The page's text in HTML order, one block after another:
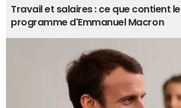
Travail et salaires : ce que contient le
programme d'Emmanuel Macron